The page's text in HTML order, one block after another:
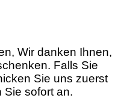
Wir danken Ihnen,
Falls Sie
Sie uns zuerst
Sie sofort an.